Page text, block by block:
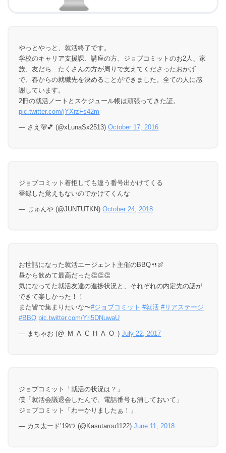
やっとやっと、就活終了です。
学校のキャリア支援課、講座の方、ジョブコミットのお2人、家
族、友だち…たくさんの方が周りで支えてくださったおかげ
で、春からの就職先を決めることができました。全ての人に感
謝しています。
2冊の就活ノートとスケジュール帳は頑張ってきた証。
pic.twitter.com/jYXrzFs42m
— さえ🐻💕 (@xLunaSx2513)October 17, 2016
ジョブコミット着拒しても違う番号出かけてくる
登録した覚えもないのでかけてくんな
— じゅんや (@JUNTUTKN)October 24, 2018
お世話になった就活エージェント主催のBBQ🍴🍖
昼から飲めて最高だった👏👏👏
気になってた就活友達の進捗状況と、それぞれの内定先の話が
できて楽しかった！！
また皆で集まりたいな〜#ジョブコミット #就活 #リアステージ
#BBQ pic.twitter.com/Yri5DNuwaU
— まちゃお (@_M_A_C_H_A_O_)July 22, 2017
ジョブコミット「就活の状況は？」
僕「就活会議退会したんで、電話番号も消しておいて」
ジョブコミット「わーかりましたぁ！」
— カス太ード’19ｿﾂ (@Kasutarou1122)June 11, 2018